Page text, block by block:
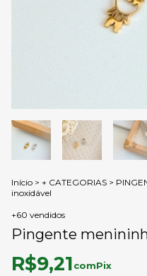
Início > + CATEGORIAS >
inoxidável
+60 vendidos
Pingente
R$9,21comPix